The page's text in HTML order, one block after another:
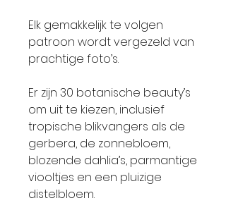
Elk gemakkelijk te volgen
patroon wordt vergezeld van
prachtige foto’s.
Er zijn 30 botanische beauty’s
om uit te kiezen, inclusief
tropische blikvangers als de
gerbera, de zonnebloem,
blozende dahlia’s, parmantige
viooltjes en een pluizige
distelbloem.